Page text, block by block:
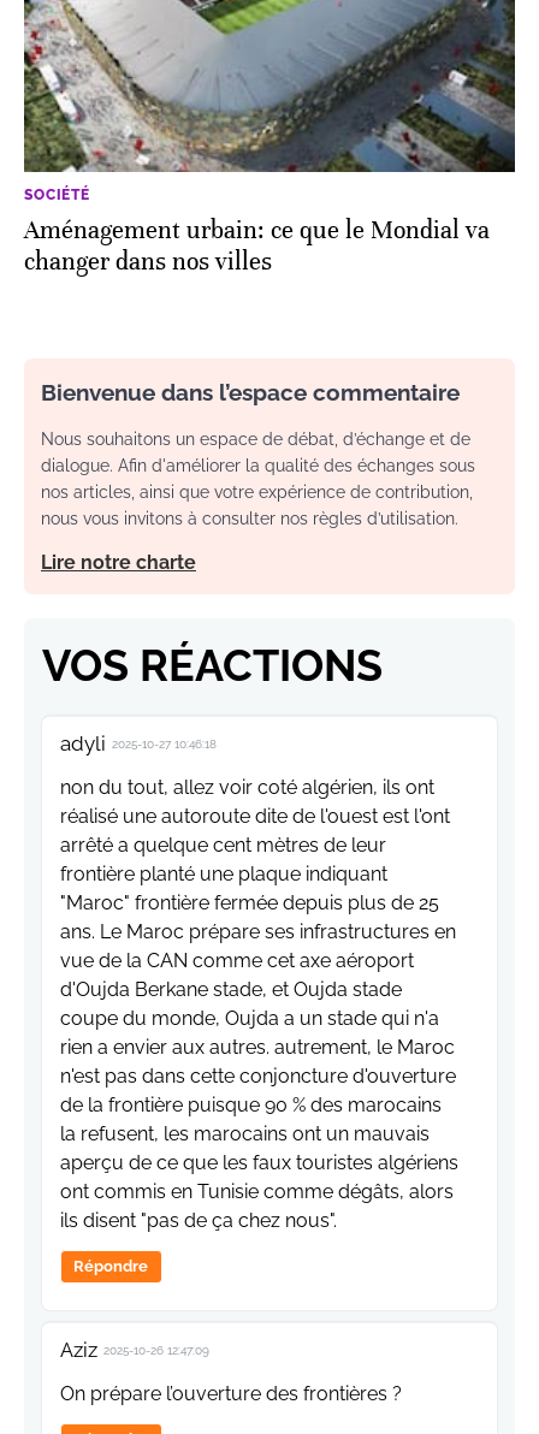
SOCIÉTÉ
Aménagement urbain: ce que le Mondial va
changer dans nos villes
Bienvenue dans l’espace commentaire
Nous souhaitons un espace de débat, d’échange et de
dialogue. Afin d'améliorer la qualité des échanges sous
nos articles, ainsi que votre expérience de contribution,
nous vous invitons à consulter nos règles d’utilisation.
Lire notre charte
VOS RÉACTIONS
adyli 2025-10-27 10:46:18
non du tout, allez voir coté algérien, ils ont
réalisé une autoroute dite de l'ouest est l'ont
arrêté a quelque cent mètres de leur
frontière planté une plaque indiquant
"Maroc" frontière fermée depuis plus de 25
ans. Le Maroc prépare ses infrastructures en
vue de la CAN comme cet axe aéroport
d'Oujda Berkane stade, et Oujda stade
coupe du monde, Oujda a un stade qui n'a
rien a envier aux autres. autrement, le Maroc
n'est pas dans cette conjoncture d'ouverture
de la frontière puisque 90 % des marocains
la refusent, les marocains ont un mauvais
aperçu de ce que les faux touristes algériens
ont commis en Tunisie comme dégâts, alors
ils disent "pas de ça chez nous".
Répondre
Aziz 2025-10-26 12:47:09
On prépare l’ouverture des frontières ?